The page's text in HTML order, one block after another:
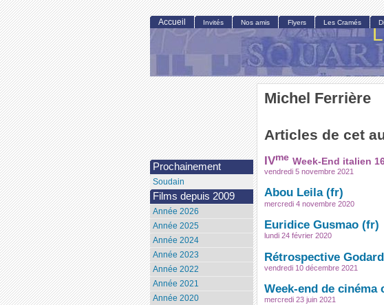
Michel Ferrière
Articles de cet
IVme Week-End italien
vendredi 5 novembre 2021
Abou Leila
mercredi 4 novembre 2020
Euridice Gusmao
lundi 24 février 2020
Rétrospective Godard
vendredi 10 décembre 2021
Week-end de cinéma
mercredi 23 juin 2021
Accueil Invités Nos amis Flyers Les Cramés
Prochainement
Soudain
Films depuis 2009
Année 2026
Année 2025
Année 2024
Année 2023
Année 2022
Année 2021
Année 2020